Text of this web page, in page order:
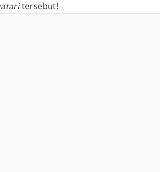
tersebut!